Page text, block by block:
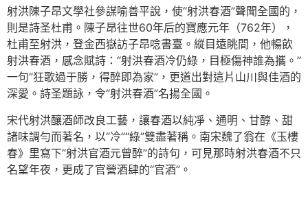
射洪陳子昂文學社參謀喻善平說，使“射洪春酒”聲聞全國的，
則是詩圣杜甫。陳子昂往世60年后的寶應元年（762年），
杜甫至射洪，登金西嶽訪子昂唸書臺。縱目遠眺間，他暢飲
射洪春酒，感念賦詩：“射洪春酒冷仍綠，目極傷神誰為攜。”
一句“狂歌過于勝，得醉即為家”，更道出對這片山川與佳酒的
深愛。詩圣題詠，令“射洪春酒”名揚全國。
宋代射洪釀酒師改良工藝，讓春酒以純凈、通明、甘醇、甜
諸味調勻而著名，以“冷”“綠”雙盡著稱。南宋魏了翁在《玉樓
春》里寫下“射洪官酒元曾醉”的詩句，可見那時射洪春酒不只
名望年夜，更成了官營酒肆的“官酒”。